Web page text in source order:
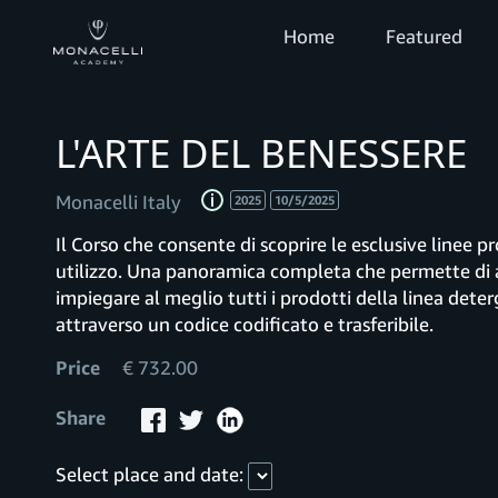
Home Featured
L'ARTE DEL BENESSERE
Monacelli Italy 2025 10/5/2025
Il Corso che consente di scoprire le esclusive
utilizzo. Una panoramica completa che permette
impiegare al meglio tutti i prodotti della linea
attraverso un codice codificato e trasferibile.
Price
€ 732.00
Share
Select place and date: